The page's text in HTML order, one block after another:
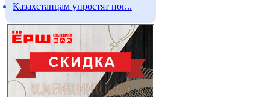
Казахстанцам упростят пог...